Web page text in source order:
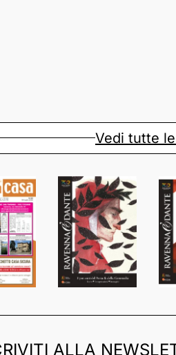
Vedi tutte
ALLA